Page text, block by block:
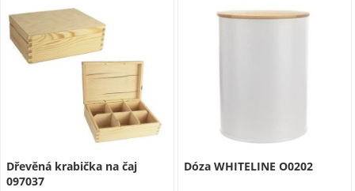
Dřevěná krabička na čaj
097037
Dóza WHITELINE O0202